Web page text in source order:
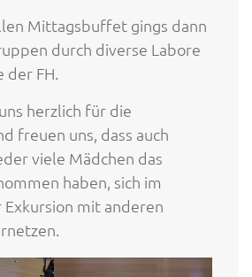
Mittagsbuffet gings dann
durch diverse Labore
der FH.
herzlich für die
freuen uns, dass auch
viele Mädchen das
haben, sich im
Exkursion mit anderen